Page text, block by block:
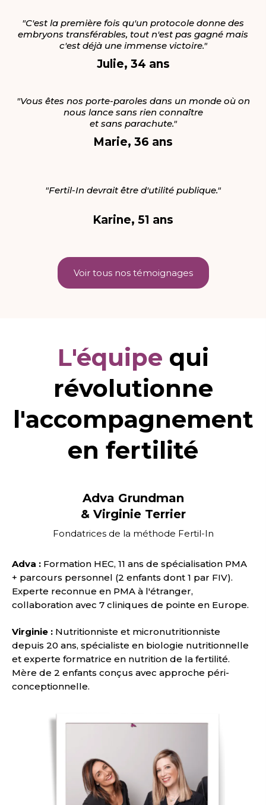
"C'est la première fois qu'un protocole donne des
embryons transférables, tout n'est pas gagné mais
c'est déjà une immense victoire."
Julie, 34 ans
"Vous êtes nos porte-paroles dans un monde où on
nous lance sans rien connaître
et sans parachute."
Marie, 36 ans
"Fertil-In devrait être d'utilité publique."
Karine, 51 ans
Voir tous nos témoignages
L'équipe qui
révolutionne
l'accompagnement
en fertilité
Adva Grundman
& Virginie Terrier
Fondatrices de la méthode Fertil-In
Adva : Formation HEC, 11 ans de spécialisation PMA
+ parcours personnel (2 enfants dont 1 par FIV).
Experte reconnue en PMA à l'étranger,
collaboration avec 7 cliniques de pointe en Europe.
Virginie : Nutritionniste et micronutritionniste
depuis 20 ans, spécialiste en biologie nutritionnelle
et experte formatrice en nutrition de la fertilité.
Mère de 2 enfants conçus avec approche péri-
conceptionnelle.